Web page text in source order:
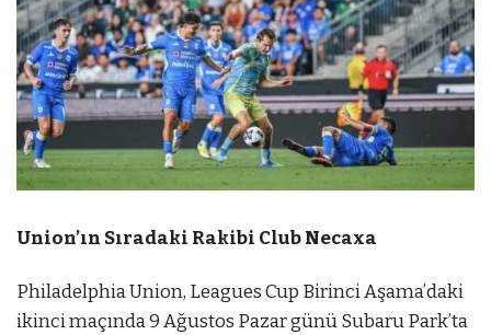
Union’ın Sıradaki Rakibi Club Necaxa
Philadelphia Union, Leagues Cup Birinci Aşama’daki
ikinci maçında 9 Ağustos Pazar günü Subaru Park’ta